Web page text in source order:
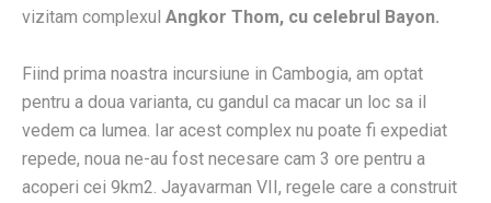
vizitam complexul Angkor Thom, cu celebrul Bayon.
Fiind prima noastra incursiune in Cambogia, am optat
pentru a doua varianta, cu gandul ca macar un loc sa il
vedem ca lumea. Iar acest complex nu poate fi expediat
repede, noua ne-au fost necesare cam 3 ore pentru a
acoperi cei 9km2. Jayavarman VII, regele care a construit